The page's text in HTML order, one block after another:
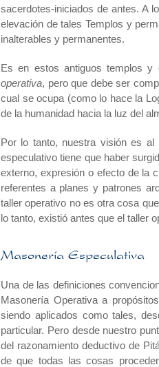
sacerdotes-iniciados de antes. A
elevación de tales Templos y
inalterables y permanentes.
Es en estos antiguos templos y
operativa, pero que debe ser
cual se ocupa (como lo hace la
de la humanidad hacia la luz del
Por lo tanto, nuestra visión es
especulativo tiene que haber
externo, expresión o efecto de la
referentes a planes y patrones
taller operativo no es otra cosa
lo tanto, existió antes que el taller
Masonería Especulativa
Una de las definiciones
Masonería Operativa a
siendo aplicados como tales,
particular. Pero desde nuestro
del razonamiento deductivo de
de que todas las cosas